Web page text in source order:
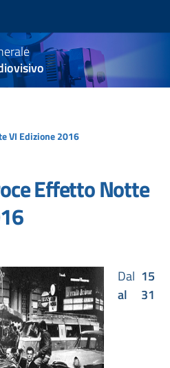
VI Edizione 2016
Effetto Notte
Dal 15
al 31